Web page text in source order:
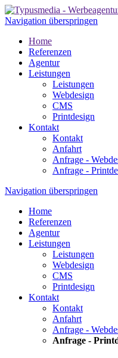
Navigation überspringen
Home
Referenzen
Agentur
Leistungen
Leistungen
Webdesign
CMS
Printdesign
Kontakt
Kontakt
Anfahrt
Anfrage -
Anfrage -
Navigation überspringen
Home
Referenzen
Agentur
Leistungen
Leistungen
Webdesign
CMS
Printdesign
Kontakt
Kontakt
Anfahrt
Anfrage -
Anfrage -